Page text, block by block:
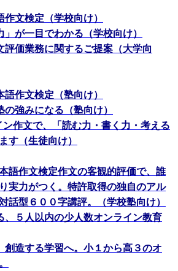
文検定（学校向け）
が一目でわかる（学校向け）
価業務に関するご提案（大学向
作文検定（塾向け）
強みになる（塾向け）
作文で、「読む力・書く力・考える
す（生徒向け）
語作文検定作文の客観的評価で、誰
実力がつく。特許取得の独自のアル
話型６００字講評。（学校塾向け）
、５人以内の少人数オンライン教育
創造する学習へ。小１から高３のオ